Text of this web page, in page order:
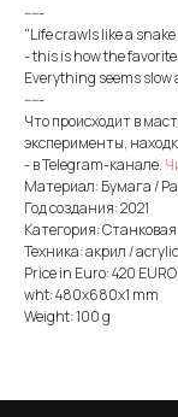
-----
"Life crawls like a
- this is how the
Everything seems
-----
Что происходит в
эксперименты,
- в Telegram-канале.
Материал: Бумага /
Год создания: 2021
Категория:
Техника: акрил / acrylic
Price in Euro: 420 EURO
wht: 480x680x1 mm
Weight: 100 g